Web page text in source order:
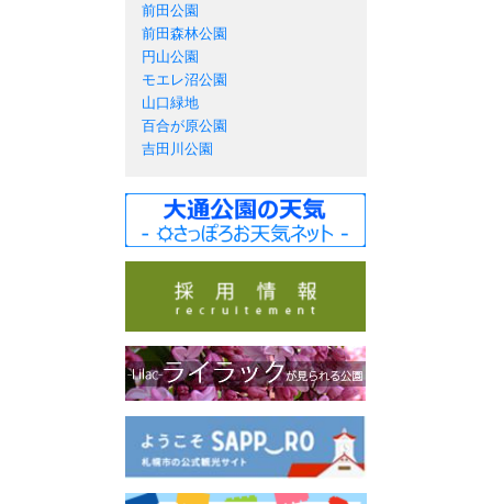
前田公園
前田森林公園
円山公園
モエレ沼公園
山口緑地
百合が原公園
吉田川公園